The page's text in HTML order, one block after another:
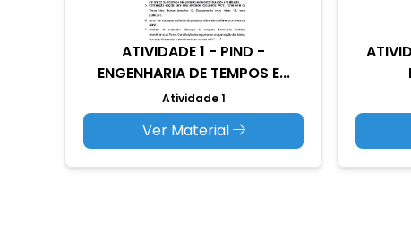
ATIVIDADE 1 - PIND -
ENGENHARIA DE TEMPOS E...
Atividade 1
Ver Material